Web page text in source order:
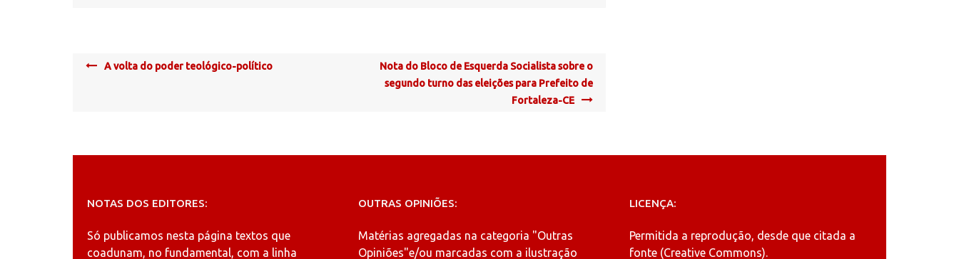
PostA volta do poder teológico-político
Nota do Bloco de Esquerda Socialista sobre o
segundo turno das eleições para Prefeito de
Fortaleza-CE
NOTAS DOS EDITORES:
Só publicamos nesta página textos que
coadunam, no fundamental, com a linha
OUTRAS OPINIÕES:
Matérias agregadas na categoria "Outras
Opiniões"e/ou marcadas com a ilustração
LICENÇA:
Permitida a reprodução, desde que citada a
fonte (Creative Commons).